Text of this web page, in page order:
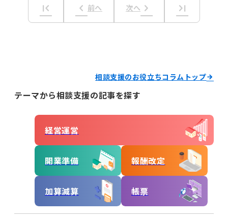
first_page keyboard_arrow_left 前へ 次へ keyboard_arrow_right last_page
相談支援のお役立ちコラムトップ
テーマから相談支援の記事を探す
経営運営
開業準備 報酬改定
加算減算 帳票